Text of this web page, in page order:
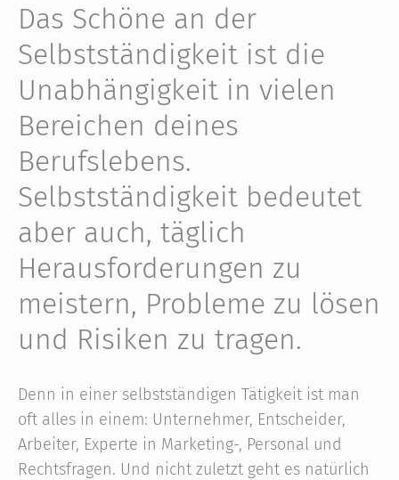
Das Schöne an der
Selbstständigkeit ist die
Unabhängigkeit in vielen
Bereichen deines
Berufslebens.
Selbstständigkeit bedeutet
aber auch, täglich
Herausforderungen zu
meistern, Probleme zu lösen
und Risiken zu tragen.
Denn in einer selbstständigen Tätigkeit ist man
oft alles in einem: Unternehmer, Entscheider,
Arbeiter, Experte in Marketing-, Personal und
Rechtsfragen. Und nicht zuletzt geht es natürlich